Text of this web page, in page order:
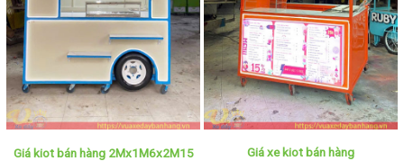
Giá kiot bán hàng 2Mx1M6x2M15
Giá xe kiot bán hàng